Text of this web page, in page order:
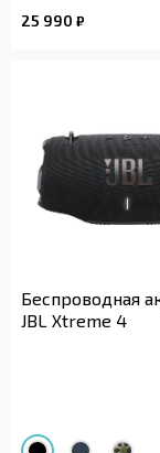
25 990 ₽
Беспроводная
JBL Xtreme 4